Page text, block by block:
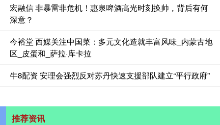
宏融信 非暴雷非危机！惠泉啤酒高光时刻换帅，背后有何
深意？
今裕堂 西媒关注中国菜：多元文化造就丰富风味_内蒙古地
区_皮蛋和_萨拉·库卡拉
牛8配资 安理会强烈反对苏丹快速支援部队建立“平行政府”
推荐资讯